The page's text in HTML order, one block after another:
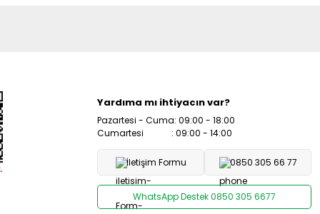
Yardıma mı ihtiyacın var?
Pazartesi - Cuma: 09:00 - 18:00
Cumartesi : 09:00 - 14:00
İletişim Formu 0850 305 66 77
WhatsApp Destek 0850 305 6677